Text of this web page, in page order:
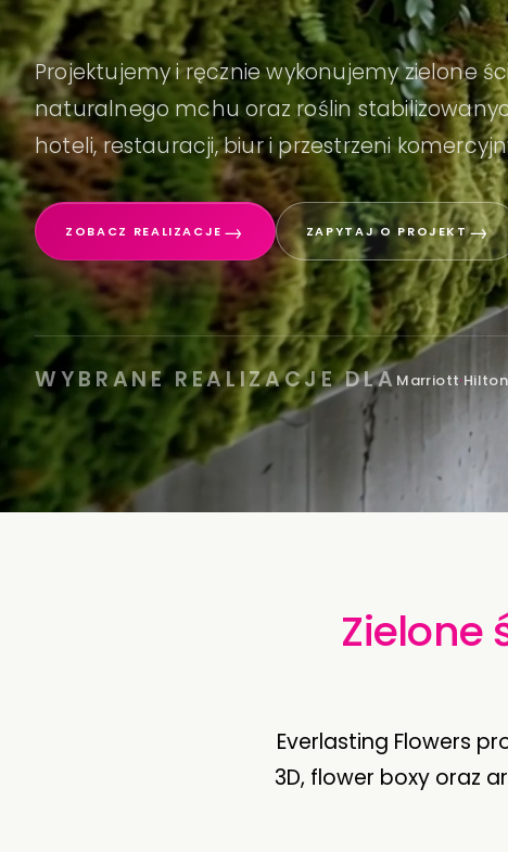
Projektujemy i ręcznie wykonujemy zielone
naturalnego mchu oraz roślin
hoteli, restauracji, biur i przestrzeni
ZOBACZ REALIZACJE → ZAPYTAJ O PROJEKT→
WYBRANE REALIZACJE DLA Marriott·Hilton
Zielone
Everlasting Flowers
3D, flower boxy oraz